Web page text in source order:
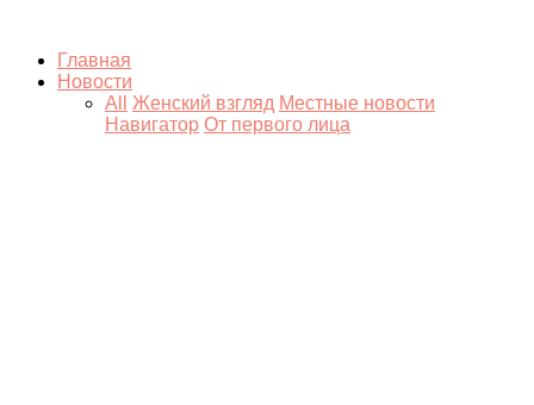
Главная
Новости
All
Женский взгляд Местные новости
Навигатор От первого лица